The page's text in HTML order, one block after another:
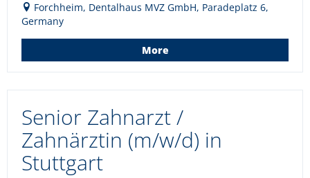
Forchheim, Dentalhaus MVZ GmbH, Paradeplatz 6,
Germany
More
Senior Zahnarzt /
Zahnärztin (m/w/d) in
Stuttgart